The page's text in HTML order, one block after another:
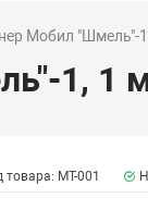
Мобил "Шмель"-
1, 1
товара: МТ-001